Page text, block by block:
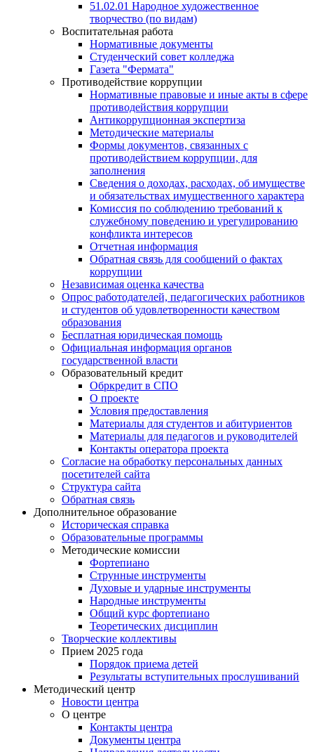
51.02.01 Народное художественное
творчество (по видам)
Воспитательная работа
Нормативные документы
Студенческий совет колледжа
Газета "Фермата"
Противодействие коррупции
Нормативные правовые и иные акты в сфере
противодействия коррупции
Антикоррупционная экспертиза
Методические материалы
Формы документов, связанных с
противодействием коррупции, для
заполнения
Сведения о доходах, расходах, об имуществе
и обязательствах имущественного характера
Комиссия по соблюдению требований к
служебному поведению и урегулированию
конфликта интересов
Отчетная информация
Обратная связь для сообщений о фактах
коррупции
Независимая оценка качества
Опрос работодателей, педагогических работников
и студентов об удовлетворенности качеством
образования
Бесплатная юридическая помощь
Официальная информация органов
государственной власти
Образовательный кредит
Обркредит в СПО
О проекте
Условия предоставления
Материалы для студентов и абитуриентов
Материалы для педагогов и руководителей
Контакты оператора проекта
Согласие на обработку персональных данных
посетителей сайта
Структура сайта
Обратная связь
Дополнительное образование
Историческая справка
Образовательные программы
Методические комиссии
Фортепиано
Струнные инструменты
Духовые и ударные инструменты
Народные инструменты
Общий курс фортепиано
Теоретических дисциплин
Творческие коллективы
Прием 2025 года
Порядок приема детей
Результаты вступительных прослушиваний
Методический центр
Новости центра
О центре
Контакты центра
Документы центра